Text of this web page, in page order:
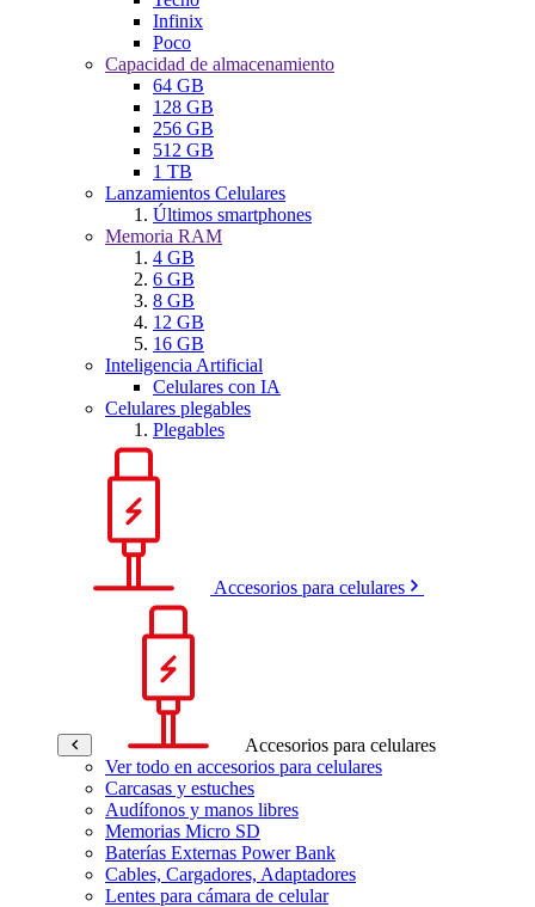
Infinix
Poco
Capacidad de almacenamiento
64 GB
128 GB
256 GB
512 GB
1 TB
Lanzamientos Celulares
Últimos smartphones
Memoria RAM
4 GB
6 GB
8 GB
12 GB
16 GB
Inteligencia Artificial
Celulares con IA
Celulares plegables
Plegables
Accesorios para celulares
Accesorios para celulares
Ver todo en accesorios para celulares
Carcasas y estuches
Audífonos y manos libres
Memorias Micro SD
Baterías Externas Power Bank
Cables, Cargadores, Adaptadores
Lentes para cámara de celular